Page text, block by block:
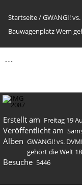
Startseite/GWANGI!
Bauwagenplatz Wem
Erstellt am Freitag 19
Veröffentlicht am
Alben GWANGI! vs.
gehört die Welt
Besuche 5446